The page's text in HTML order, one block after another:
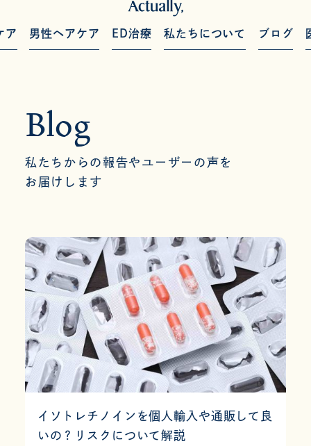
ア 男性ヘアケア ED治療 私たちについて ブログ
Blog
私たちからの報告やユーザーの声を
お届けします
イソトレチノインを個人輸入や通販して良
いの？リスクについて解説